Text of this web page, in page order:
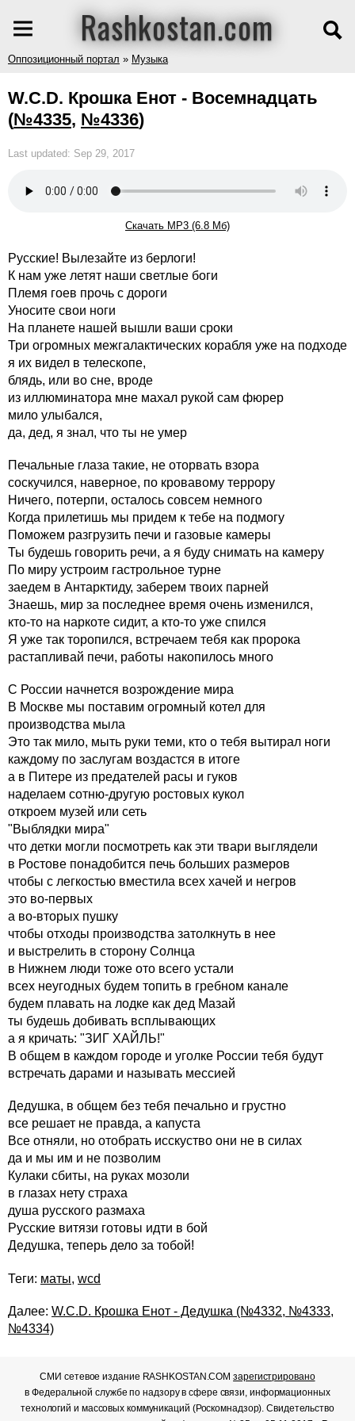
Rashkostan.com
Оппозиционный портал » Музыка
W.C.D. Крошка Енот - Восемнадцать
(№4335, №4336)
Last updated: Sep 29, 2017
Скачать MP3 (6.8 Мб)
Русские! Вылезайте из берлоги!
К нам уже летят наши светлые боги
Племя гоев прочь с дороги
Уносите свои ноги
На планете нашей вышли ваши сроки
Три огромных межгалактических корабля уже на подходе
я их видел в телескопе,
блядь, или во сне, вроде
из иллюминатора мне махал рукой сам фюрер
мило улыбался,
да, дед, я знал, что ты не умер
Печальные глаза такие, не оторвать взора
соскучился, наверное, по кровавому террору
Ничего, потерпи, осталось совсем немного
Когда прилетишь мы придем к тебе на подмогу
Поможем разгрузить печи и газовые камеры
Ты будешь говорить речи, а я буду снимать на камеру
По миру устроим гастрольное турне
заедем в Антарктиду, заберем твоих парней
Знаешь, мир за последнее время очень изменился,
кто-то на наркоте сидит, а кто-то уже спился
Я уже так торопился, встречаем тебя как пророка
растапливай печи, работы накопилось много
С России начнется возрождение мира
В Москве мы поставим огромный котел для
производства мыла
Это так мило, мыть руки теми, кто о тебя вытирал ноги
каждому по заслугам воздастся в итоге
а в Питере из предателей расы и гуков
наделаем сотню-другую ростовых кукол
откроем музей или сеть
"Выблядки мира"
что детки могли посмотреть как эти твари выглядели
в Ростове понадобится печь больших размеров
чтобы с легкостью вместила всех хачей и негров
это во-первых
а во-вторых пушку
чтобы отходы производства затолкнуть в нее
и выстрелить в сторону Солнца
в Нижнем люди тоже ото всего устали
всех неугодных будем топить в гребном канале
будем плавать на лодке как дед Мазай
ты будешь добивать всплывающих
а я кричать: "ЗИГ ХАЙЛЬ!"
В общем в каждом городе и уголке России тебя будут
встречать дарами и называть мессией
Дедушка, в общем без тебя печально и грустно
все решает не правда, а капуста
Все отняли, но отобрать исскуство они не в силах
да и мы им и не позволим
Кулаки сбиты, на руках мозоли
в глазах нету страха
душа русского размаха
Русские витязи готовы идти в бой
Дедушка, теперь дело за тобой!
Теги: маты, wcd
Далее: W.C.D. Крошка Енот - Дедушка (№4332, №4333,
№4334)
СМИ сетевое издание RASHKOSTAN.COMзарегистрировано
в Федеральной службе по надзору в сфере связи, информационных
технологий и массовых коммуникаций (Роскомнадзор). Свидетельство